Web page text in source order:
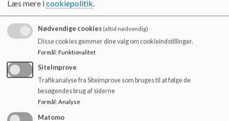
enten barnets/den unges tidligere skole eller et nyt
skoletilbud.
Læs mere om Zenit i infofolderen herunder:
Dokumenter
Zenit beskrivelse
Læs mere icookiepolitik.
Nødvendige cookies(altid nødvendig)
Disse cookies gemmer dine valg om cookieindstillinger.
Formål: Funktionalitet
SiteImprove
Trafikanalyse fra Siteimprove som bruges til at følge de
besøgendes brug af siderne
Formål : Analyse
Matomo